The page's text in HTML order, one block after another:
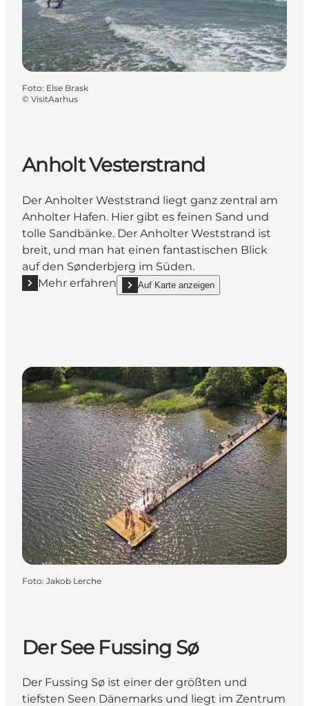
Foto: Else Brask
© VisitAarhus
Anholt Vesterstrand
Der Anholter Weststrand liegt ganz zentral am
Anholter Hafen. Hier gibt es feinen Sand und
tolle Sandbänke. Der Anholter Weststrand ist
breit, und man hat einen fantastischen Blick
auf den Sønderbjerg im Süden.
Mehr erfahren
Mehr erfahren "Anholt Vesterstrand"
Auf Karte anzeigen
show Anholt Vesterstrand on_map
Foto: Jakob Lerche
Der See Fussing Sø
Der Fussing Sø ist einer der größten und
tiefsten Seen Dänemarks und liegt im Zentrum